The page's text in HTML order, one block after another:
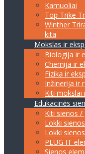
Kamuoliai
Top Trike
Winther
kita
Mokslas ir
Biologija ir
Chemija ir
Fizika ir
Inžinerija ir
Kiti mokslai
Edukacinės
Kiti sienos /
Lokki
Lokki
PLUG IT
Sienos